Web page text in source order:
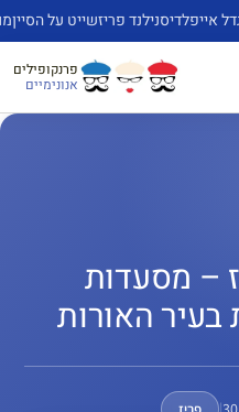
אייפלדיסנילנד פריזשייט על הסיין
פרנקופילים
אנונימיים
– מסעדות
בעיר האורות